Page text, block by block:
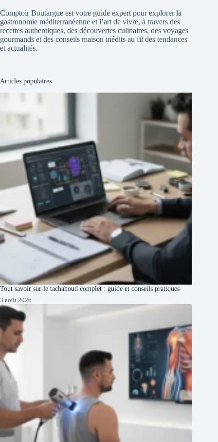
Comptoir Boutargue est votre guide expert pour explorer la
gastronomie méditerranéenne et l’art de vivre, à travers des
recettes authentiques, des découvertes culinaires, des voyages
gourmands et des conseils maison inédits au fil des tendances
et actualités.
Articles populaires
Tout savoir sur le tachahoud complet : guide et conseils pratiques
3 août 2026